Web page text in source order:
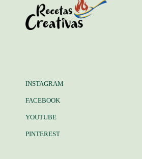
INSTAGRAM
FACEBOOK
YOUTUBE
PINTEREST